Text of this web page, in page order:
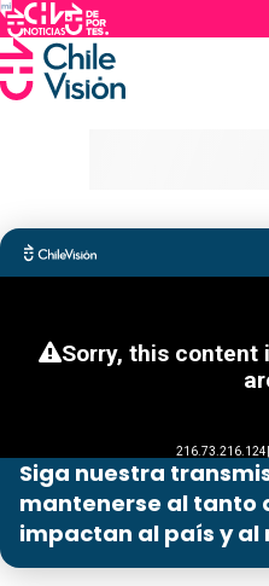
Siga nuestra
mantenerse al tanto
impactan al país y al
Programas